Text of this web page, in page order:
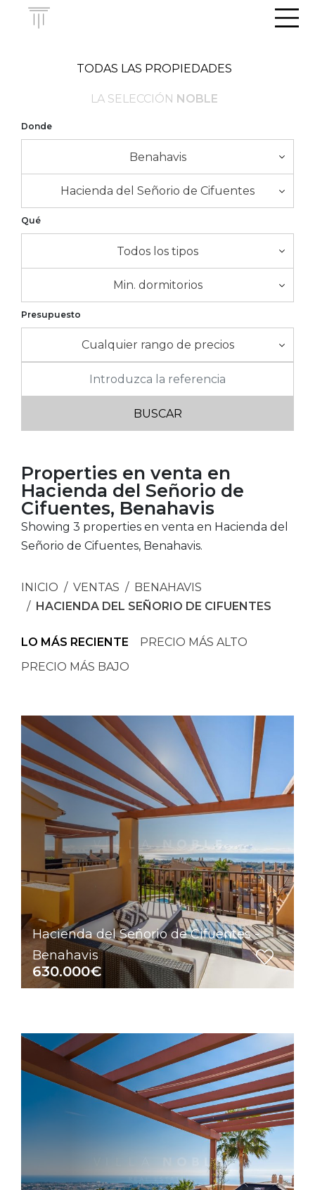
TODAS LAS PROPIEDADES
LA SELECCIÓN NOBLE
Donde
Benahavis
Hacienda del Señorio de Cifuentes
Qué
Todos los tipos
Min. dormitorios
Presupuesto
Cualquier rango de precios
Properties en venta en
Hacienda del Señorio de
Cifuentes, Benahavis
Showing 3 properties en venta en Hacienda del
Señorio de Cifuentes, Benahavis.
INICIO VENTAS
BENAHAVIS
HACIENDA DEL SEÑORIO DE CIFUENTES
LO MÁS RECIENTE
PRECIO MÁS ALTO
PRECIO MÁS BAJO
Hacienda del Señorio de Cifuentes -
Benahavis
630.000€